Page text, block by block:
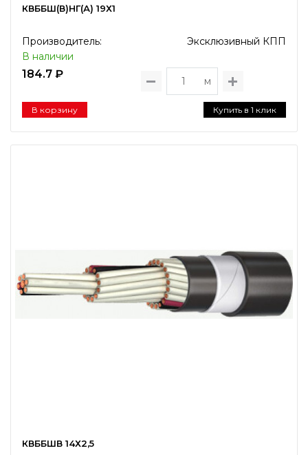
КВББШ(В)НГ(А) 19Х1
Производитель:
Эксклюзивный КПП
В наличии
184.7 ₽
м
В корзину Купить в 1 клик
КВББШВ 14Х2,5